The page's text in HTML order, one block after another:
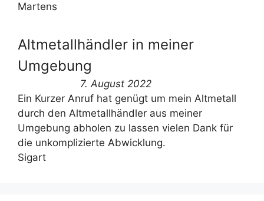
Martens
Altmetallhändler in meiner
Umgebung
7. August 2022
Ein Kurzer Anruf hat genügt um mein Altmetall
durch den Altmetallhändler aus meiner
Umgebung abholen zu lassen vielen Dank für
die unkomplizierte Abwicklung.
Sigart